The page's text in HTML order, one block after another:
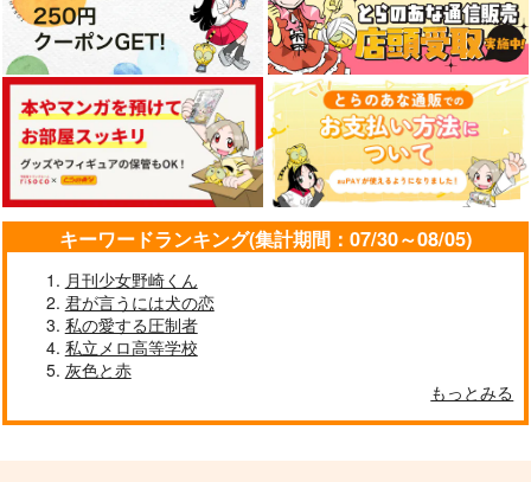
前略、葬送
煮浸し呪い揚げ
110円（税込）
五条悟×夏油傑
サンプル
作品詳細
エバーグリーンにはま
だ遠い
黒糖書房
1,430円（税込）
五条悟×夏油傑
サンプル
たったそれだけの話
黒糖書房
1,430円（税込）
五条悟×夏油傑
サンプル
カート
キーワードランキング(集計期間：07/30～08/05)
月刊少女野崎くん
君が言うには犬の恋
私の愛する圧制者
私立メロ高等学校
灰色と赤
もっとみる